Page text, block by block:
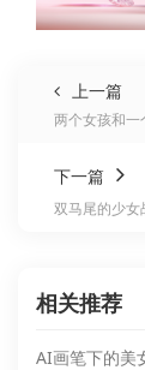
上一篇
两个女孩和一
下一篇
双马尾的少女
相关推荐
AI画笔下的美